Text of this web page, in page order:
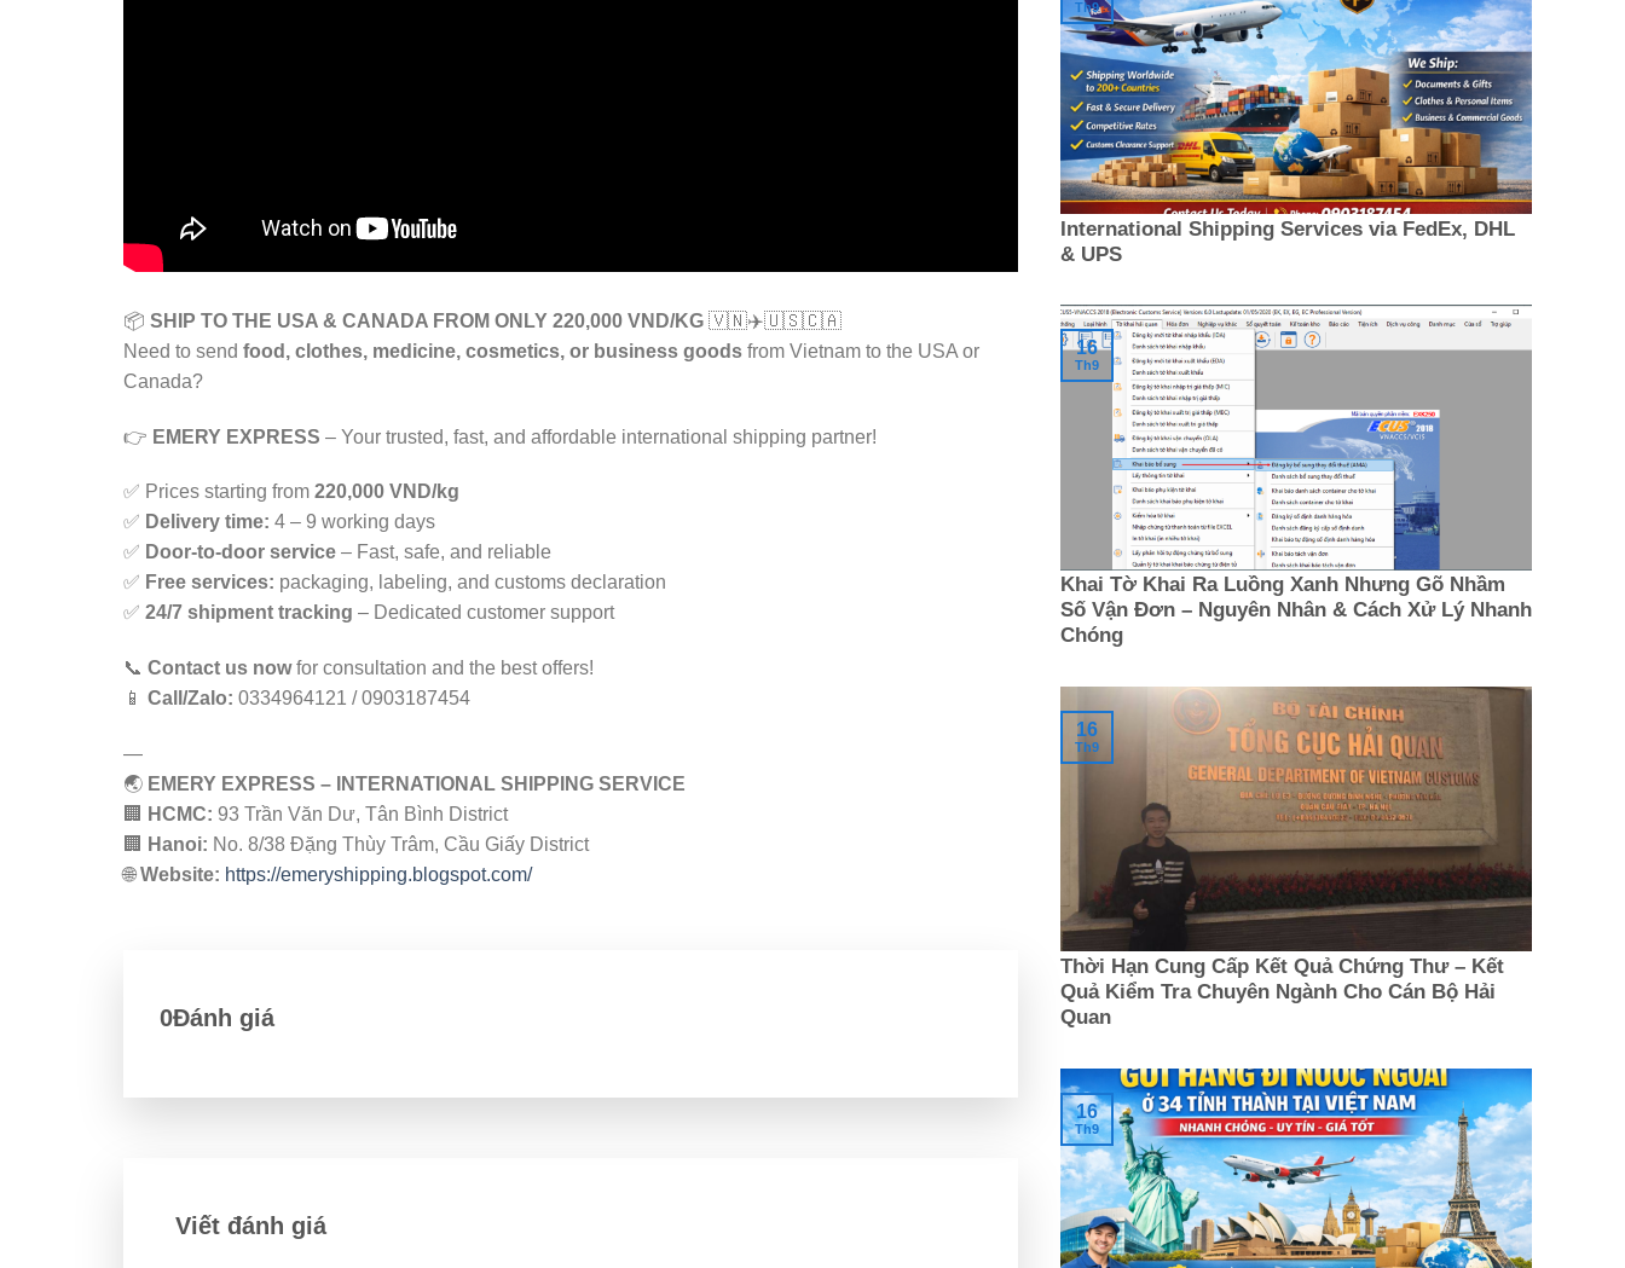
📦 SHIP TO THE USA & CANADA FROM ONLY 220,000 VND/KG 🇻🇳✈️🇺🇸🇨🇦
Need to send food, clothes, medicine, cosmetics, or business goods from Vietnam to the USA or
Canada?
👉 EMERY EXPRESS – Your trusted, fast, and affordable international shipping partner!
✅ Prices starting from 220,000 VND/kg
✅ Delivery time: 4 – 9 working days
✅ Door-to-door service – Fast, safe, and reliable
✅ Free services: packaging, labeling, and customs declaration
✅ 24/7 shipment tracking – Dedicated customer support
📞 Contact us nowfor consultation and the best offers!
📱 Call/Zalo: 0334964121 / 0903187454
—
🌏 EMERY EXPRESS – INTERNATIONAL SHIPPING SERVICE
🏢
HCMC: 93 Trần Văn Dư, Tân Bình District
🏢
Hanoi: No. 8/38 Đặng Thùy Trâm, Cầu Giấy District
🌐Website: https://emeryshipping.blogspot.com/
0Đánh giá
Viết đánh giá
International Shipping Services via FedEx, DHL
& UPS
Th9
Khai Tờ Khai Ra Luồng Xanh Nhưng Gõ Nhầm
Số Vận Đơn – Nguyên Nhân & Cách Xử Lý Nhanh
Chóng
16
Th9
Thời Hạn Cung Cấp Kết Quả Chứng Thư – Kết
Quả Kiểm Tra Chuyên Ngành Cho Cán Bộ Hải
Quan
16
Th9
16
Th9